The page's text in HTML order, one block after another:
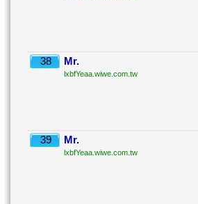
38 Mr.
lxbfYeaa.wiwe.com.tw
39 Mr.
lxbfYeaa.wiwe.com.tw